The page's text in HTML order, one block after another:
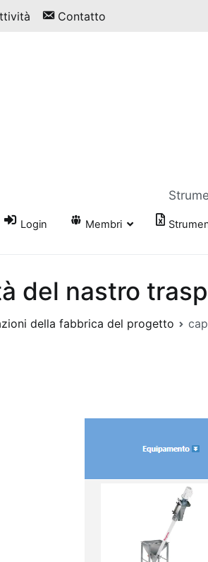
Contatto
Login Membri
del nastro
della fabbrica del progetto